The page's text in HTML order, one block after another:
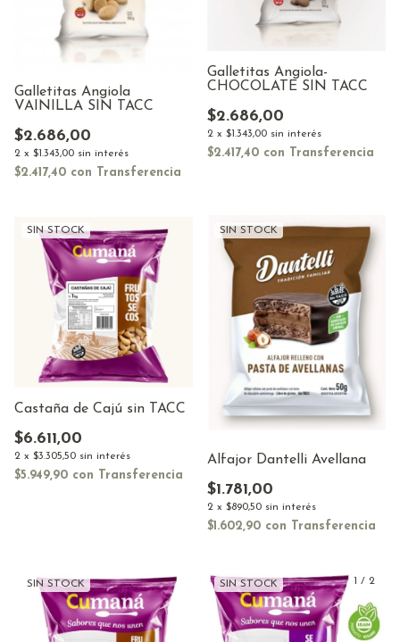
Galletitas Angiola
VAINILLA SIN TACC
$2.686,00
2 x $1.343,00 sin interés
$2.417,40 con Transferencia
Galletitas Angiola-
CHOCOLATE SIN TACC
$2.686,00
2 x $1.343,00 sin interés
$2.417,40 con Transferencia
SIN STOCK
Castaña de Cajú sin TACC
$6.611,00
2 x $3.305,50 sin interés
$5.949,90 con Transferencia
SIN STOCK
Alfajor Dantelli Avellana
$1.781,00
2 x $890,50 sin interés
$1.602,90 con Transferencia
SIN STOCK 1 / 2
SIN STOCK